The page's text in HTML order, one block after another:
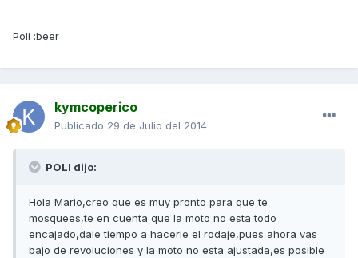
Poli :beer
kymcoperico
Publicado 29 de Julio del 2014
POLI dijo:
Hola Mario,creo que es muy pronto para que te
mosquees,te en cuenta que la moto no esta todo
encajado,dale tiempo a hacerle el rodaje,pues ahora vas
bajo de revoluciones y la moto no esta ajustada,es posible